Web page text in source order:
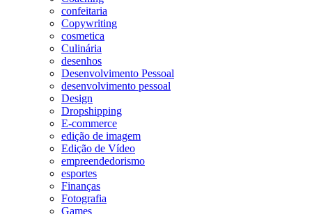
confeitaria
Copywriting
cosmetica
Culinária
desenhos
Desenvolvimento Pessoal
desenvolvimento pessoal
Design
Dropshipping
E-commerce
edição de imagem
Edição de Vídeo
empreendedorismo
esportes
Finanças
Fotografia
Games